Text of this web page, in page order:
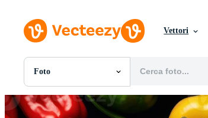
Vettori
Foto
Tutte Immagini
Foto
PNGs